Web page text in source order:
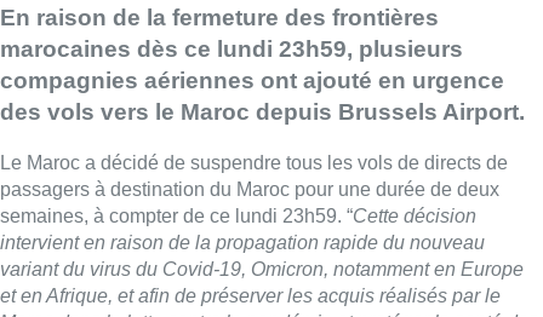
citoyens“, a précisé, dans un communiqué, le Comité
interministériel de suivi de la pandémie.
En raison de cette décision, plusieurs compagnies aériennes
ont proposé, ce lundi à Brussels Airport, des vols
supplémentaires vers le Maroc pour permettre le départ de
passagers souhaitant rejoindre le pays. Les modalités des vols
de retour vers l’étranger des personnes actuellement présentes
au Maroc n’ont pas été précisées
■ Reportage deJim Moskovics,Nicolas Scheenaerts
etLaurence Paciarelli.